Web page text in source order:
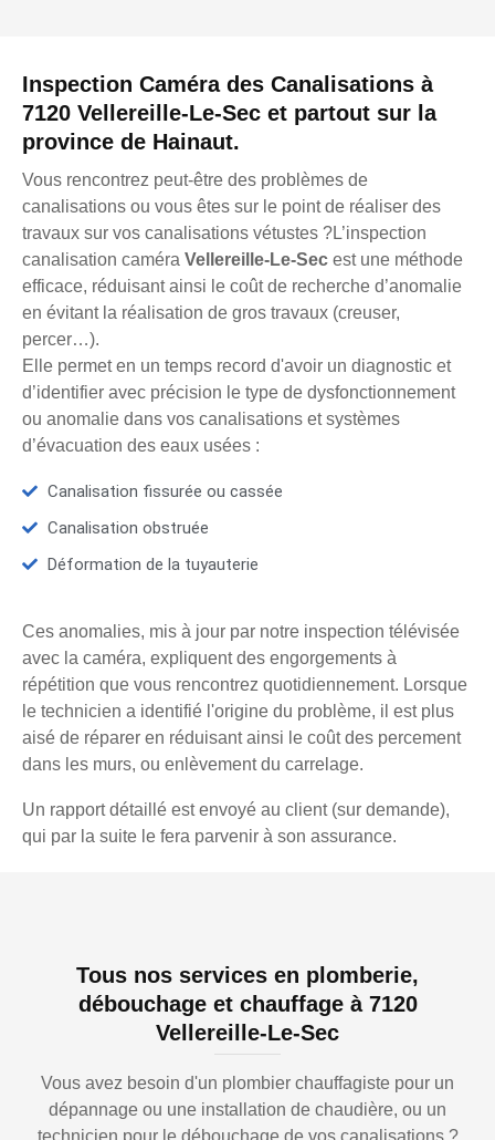
Inspection Caméra des Canalisations à
7120 Vellereille-Le-Sec et partout sur la
province de Hainaut.
Vous rencontrez peut-être des problèmes de
canalisations ou vous êtes sur le point de réaliser des
travaux sur vos canalisations vétustes ?L’inspection
canalisation caméra Vellereille-Le-Sec est une méthode
efficace, réduisant ainsi le coût de recherche d’anomalie
en évitant la réalisation de gros travaux (creuser,
percer…).
Elle permet en un temps record d'avoir un diagnostic et
d’identifier avec précision le type de dysfonctionnement
ou anomalie dans vos canalisations et systèmes
d’évacuation des eaux usées :
Canalisation fissurée ou cassée
Canalisation obstruée
Déformation de la tuyauterie
Ces anomalies, mis à jour par notre inspection télévisée
avec la caméra, expliquent des engorgements à
répétition que vous rencontrez quotidiennement. Lorsque
le technicien a identifié l'origine du problème, il est plus
aisé de réparer en réduisant ainsi le coût des percement
dans les murs, ou enlèvement du carrelage.
Un rapport détaillé est envoyé au client (sur demande),
qui par la suite le fera parvenir à son assurance.
Tous nos services en plomberie,
débouchage et chauffage à 7120
Vellereille-Le-Sec
Vous avez besoin d'un plombier chauffagiste pour un
dépannage ou une installation de chaudière, ou un
technicien pour le débouchage de vos canalisations ?